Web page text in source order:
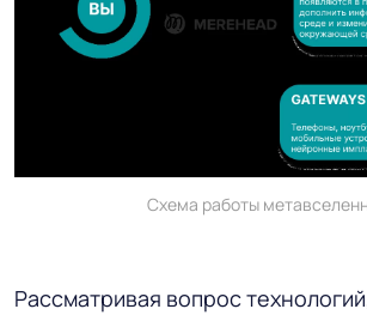
Схема работы
Рассматривая вопрос